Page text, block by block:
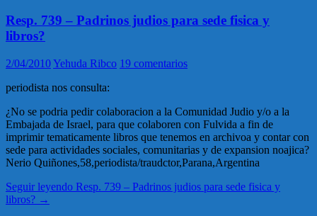
Resp. 739 – Padrinos judios para sede fisica y
libros?
2/04/2010Yehuda Ribco 19 comentarios
periodista nos consulta:
¿No se podria pedir colaboracion a la Comunidad Judio y/o a la
Embajada de Israel, para que colaboren con Fulvida a fin de
imprimir tematicamente libros que tenemos en archivoa y contar con
sede para actividades sociales, comunitarias y de expansion noajica?
Nerio Quiñones,58,periodista/traudctor,Parana,Argentina
Seguir leyendo Resp. 739 – Padrinos judios para sede fisica y
libros? →